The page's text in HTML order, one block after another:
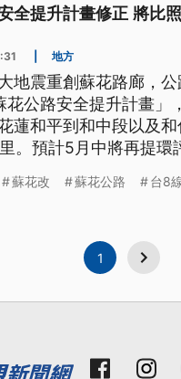
全提升計畫修正 將比
地方
地震重創蘇花路廊，
花公路安全提升計畫」
蓮和平到和中段以及
。預計5月中將再提環
將比照國道採7級抗震
蘇花改 蘇花公路 台8
1